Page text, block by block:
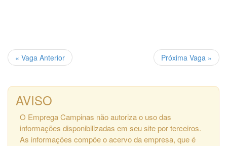
« Vaga Anterior Próxima Vaga »
AVISO
O Emprega Campinas não autoriza o uso das
informações disponibilizadas em seu site por terceiros.
As informações compõe o acervo da empresa, que é